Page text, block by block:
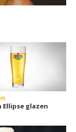
Ellipse glazen